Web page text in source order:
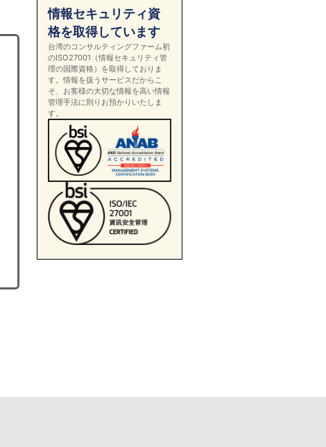
情報セキュリティ資
格を取得しています
台湾のコンサルティングファーム初
のISO27001（情報セキュリティ管
理の国際資格）を取得しておりま
す。情報を扱うサービスだからこ
そ、お客様の大切な情報を高い情報
管理手法に則りお預かりいたしま
す。